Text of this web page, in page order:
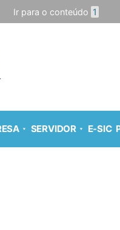
Ir para o conteúdo 1
SERVIDOR E-SIC